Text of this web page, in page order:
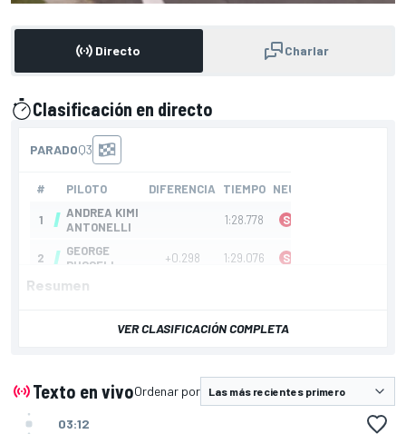
Directo Charlar
Clasificación en directo
Resumen
VER CLASIFICACIÓN COMPLETA
Texto en vivoOrdenar por
03:12